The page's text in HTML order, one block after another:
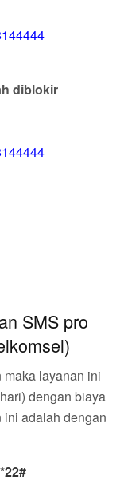
diblokir
SMS pro
layanan ini
dengan biaya
adalah dengan